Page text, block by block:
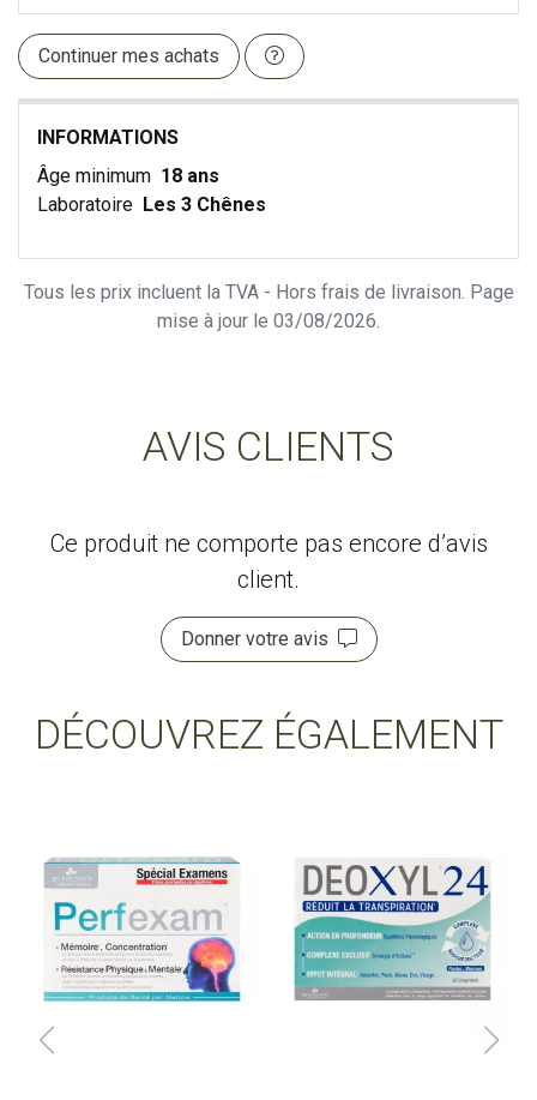
Continuer mes achats
INFORMATIONS
Âge minimum 18 ans
Laboratoire Les 3 Chênes
Tous les prix incluent la TVA - Hors frais de livraison. Page
mise à jour le 03/08/2026.
AVIS CLIENTS
Ce produit ne comporte pas encore d’avis
client.
Donner votre avis
DÉCOUVREZ ÉGALEMENT